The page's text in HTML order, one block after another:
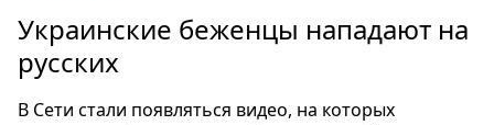
Россия
Мир
Украинские беженцы нападают на
русских
В Сети стали появляться видео, на которых